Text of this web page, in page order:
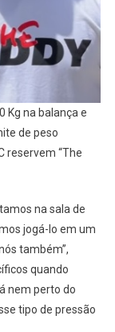
Kg na balança e
de peso
reservem “The
na sala de
jogá-lo em um
também”,
quando
nem perto do
tipo de pressão